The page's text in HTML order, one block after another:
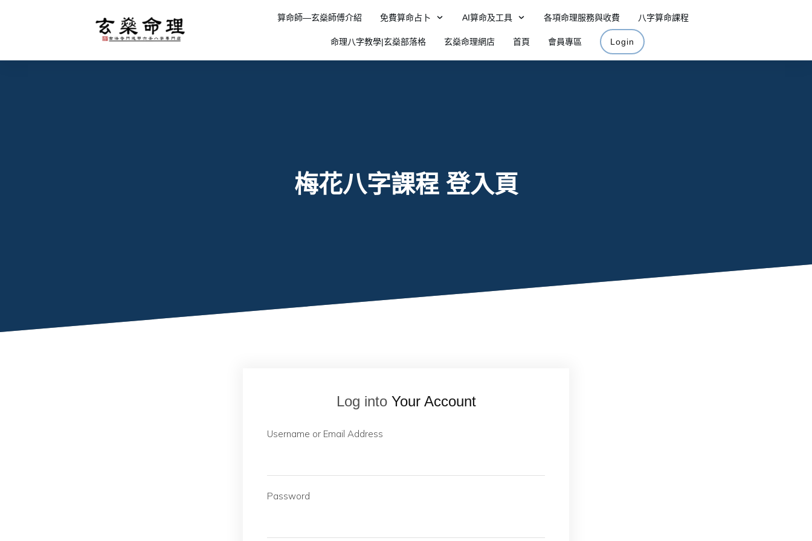
算命師—玄燊師傅介紹 免費算命占卜 AI算命及工具 各項命理服務與收費 八字算命課程
命理八字教學|玄燊部落格 玄燊命理網店 首頁 會員專區 Login
梅花八字課程 登入頁
Log into Your Account
Username or Email Address
Password